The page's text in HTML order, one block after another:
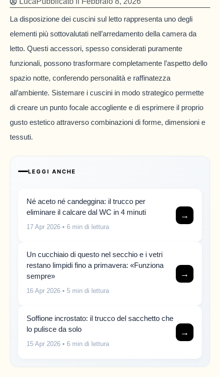
La disposizione dei cuscini sul letto rappresenta uno degli
elementi più sottovalutati nell’arredamento della camera da
letto. Questi accessori, spesso considerati puramente
funzionali, possono trasformare completamente l’aspetto dello
spazio notte, conferendo personalità e raffinatezza
all’ambiente. Sistemare i cuscini in modo strategico permette
di creare un punto focale accogliente e di esprimere il proprio
gusto estetico attraverso combinazioni di forme, dimensioni e
tessuti.
LEGGI ANCHE
Né aceto né candeggina: il trucco per
eliminare il calcare dal WC in 4 minuti
17 Apr 2026 • 6 min di lettura
→
Un cucchiaio di questo nel secchio e i vetri
restano limpidi fino a primavera: «Funziona
sempre»
16 Apr 2026 • 5 min di lettura
→
Soffione incrostato: il trucco del sacchetto che
lo pulisce da solo
15 Apr 2026 • 6 min di lettura
→